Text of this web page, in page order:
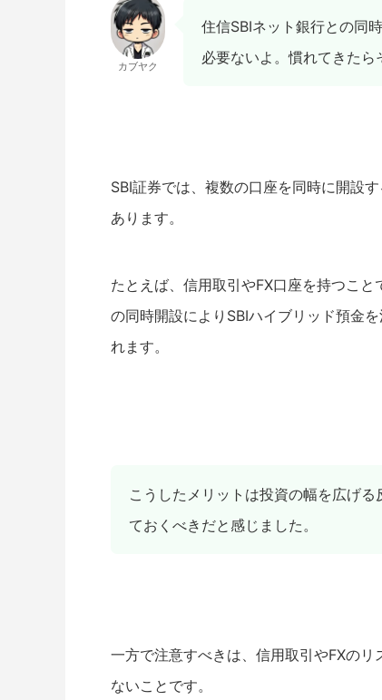
カブヤク
住信SBIネット銀行との同
必要ないよ。慣れてきたら
SBI証券では、複数の口座を同時に開設
あります。
たとえば、信用取引やFX口座を持つこ
の同時開設によりSBIハイブリッド預金
れます。
こうしたメリットは投資の幅を広げ
ておくべきだと感じました。
一方で注意すべきは、信用取引やFXの
ないことです。